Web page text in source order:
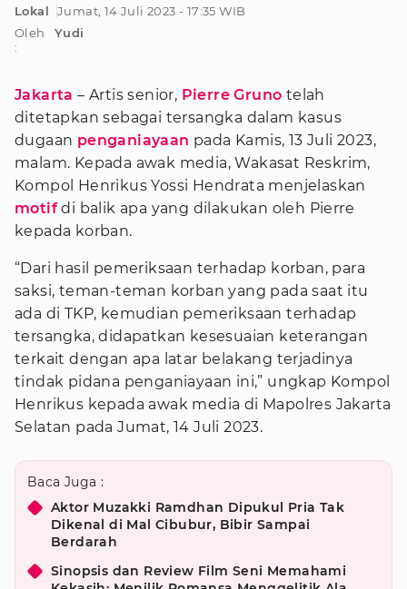
Lokal
Jumat, 14 Juli 2023 - 17:35 WIB
Oleh
:
Yudi
Jakarta – Artis senior, Pierre Gruno telah
ditetapkan sebagai tersangka dalam kasus
dugaan penganiayaan pada Kamis, 13 Juli 2023,
malam. Kepada awak media, Wakasat Reskrim,
Kompol Henrikus Yossi Hendrata menjelaskan
motifdi balik apa yang dilakukan oleh Pierre
kepada korban.
“Dari hasil pemeriksaan terhadap korban, para
saksi, teman-teman korban yang pada saat itu
ada di TKP, kemudian pemeriksaan terhadap
tersangka, didapatkan kesesuaian keterangan
terkait dengan apa latar belakang terjadinya
tindak pidana penganiayaan ini,” ungkap Kompol
Henrikus kepada awak media di Mapolres Jakarta
Selatan pada Jumat, 14 Juli 2023.
Baca Juga :
Aktor Muzakki Ramdhan Dipukul Pria Tak
Dikenal di Mal Cibubur, Bibir Sampai
Berdarah
Sinopsis dan Review Film Seni Memahami